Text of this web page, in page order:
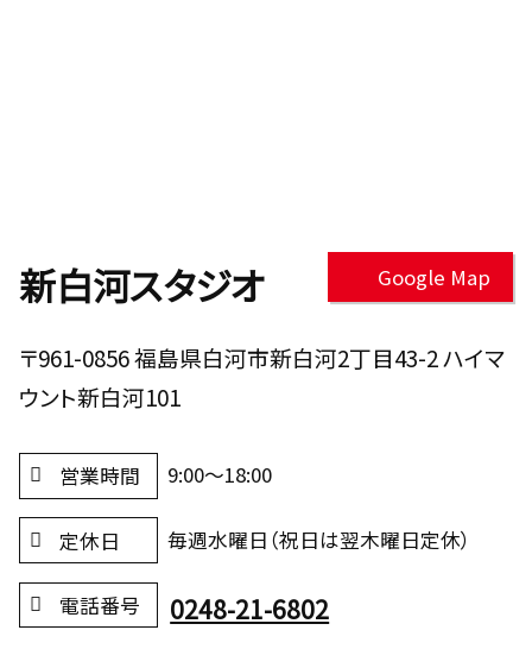
新白河スタジオ Google Map
〒961-0856 福島県白河市新白河2丁目43-2 ハイマ
ウント新白河101
営業時間 9:00～18:00
定休日 毎週水曜日（祝日は翌木曜日定休）
電話番号 0248-21-6802